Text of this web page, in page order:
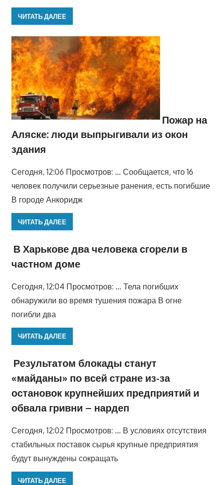
ЧИТАТЬ ДАЛЕЕ
Пожар на
Аляске: люди выпрыгивали из окон
здания
Сегодня, 12:06 Просмотров: … Сообщается, что 16
человек получили серьезные ранения, есть погибшие
В городе Анкоридж
ЧИТАТЬ ДАЛЕЕ
В Харькове два человека сгорели в
частном доме
Сегодня, 12:04 Просмотров: … Тела погибших
обнаружили во время тушения пожара В огне
погибли два
ЧИТАТЬ ДАЛЕЕ
Результатом блокады станут
«майданы» по всей стране из-за
остановок крупнейших предприятий и
обвала гривни – нардеп
Сегодня, 12:02 Просмотров: … В условиях отсутствия
стабильных поставок сырья крупные предприятия
будут вынуждены сокращать
ЧИТАТЬ ДАЛЕЕ